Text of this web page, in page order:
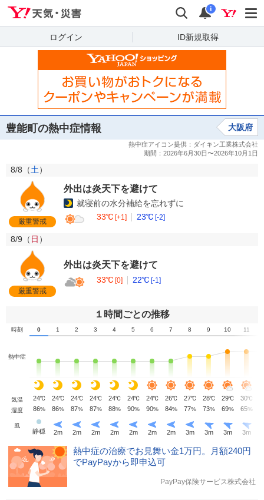
検索 通知
i
ログイン ID新規取得
豊能町の熱中症情報 大阪府
8/8（土）
厳重警戒
外出は炎天下を避けて
就寝前の水分補給を忘れずに
33℃ [+1] 23℃ [-2]
8/9（ 日 ）
厳重警戒
外出は炎天下を避けて
33℃ [0] 22℃ [-1]
１時間ごとの推移
時刻 0 1 2 3 4 5 6 7 8 9 10 11
熱中症
気温 24℃ 24℃ 24℃ 24℃ 24℃ 24℃ 24℃ 26℃ 27℃ 28℃ 29℃ 30℃
湿度 86% 86% 87% 87% 88% 90% 90% 84% 77% 73% 69% 65%
風
静穏 2m 2m 2m 2m 2m 2m 2m 3m 3m 3m 3m
熱中症の治療でお見舞い金1万円。月額240円
でPayPayから即申込可
PayPay保険サービス株式会社